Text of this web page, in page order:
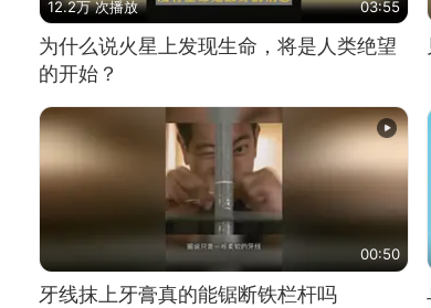
12.2万 次播放 03:55
为什么说火星上发现生命，将是人类绝望
的开始？
00:50
牙线抹上牙膏真的能锯断铁栏杆吗